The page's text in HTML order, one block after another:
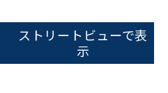
案内できます
620-213
ストリートビューで表
示